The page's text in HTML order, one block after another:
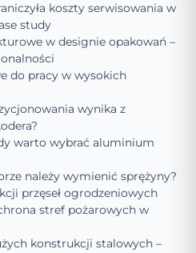
koszty serwisowania w
study
w designie opakowań –
do pracy w wysokich
wynika z
warto wybrać aluminium
należy wymienić sprężyny?
przęseł ogrodzeniowych
stref pożarowych w
konstrukcji stalowych –